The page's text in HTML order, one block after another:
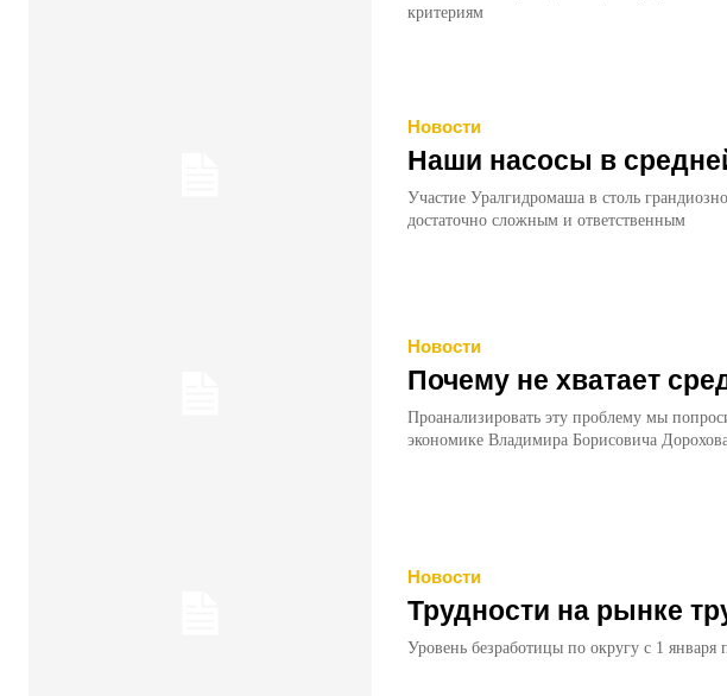
критериям
Новости
Наши насосы в
Участие Уралгидромаша в столь
достаточно сложным и ответственным
Новости
Почему не хватает
Проанализировать эту проблему мы
экономике Вла­димира Борисовича
Новости
Трудности на рынке
Уровень безработицы по округу с 1 января